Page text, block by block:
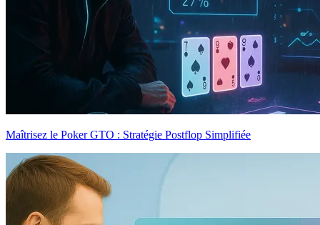
Maîtrisez le Poker GTO : Stratégie Postflop Simplifiée